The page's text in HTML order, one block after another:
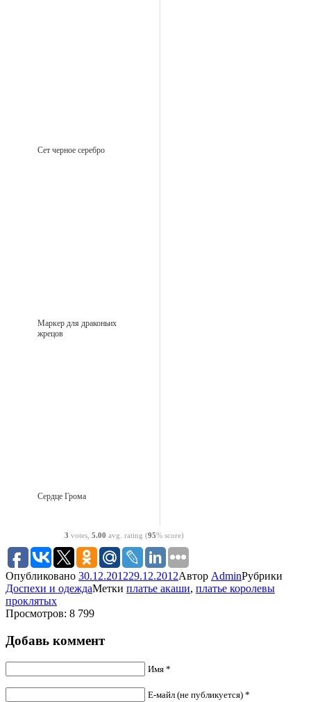
Сет черное серебро
Маркер для драконьих
жрецов
Сердце Грома
3 votes, 5.00 avg. rating (95% score)
Опубликовано 30.12.201229.12.2012Автор AdminРубрики
Доспехи и одеждаМетки платье акаши, платье королевы
проклятых
Просмотров: 8 799
Добавь коммент
Имя *
Е-майл (не публикуется) *